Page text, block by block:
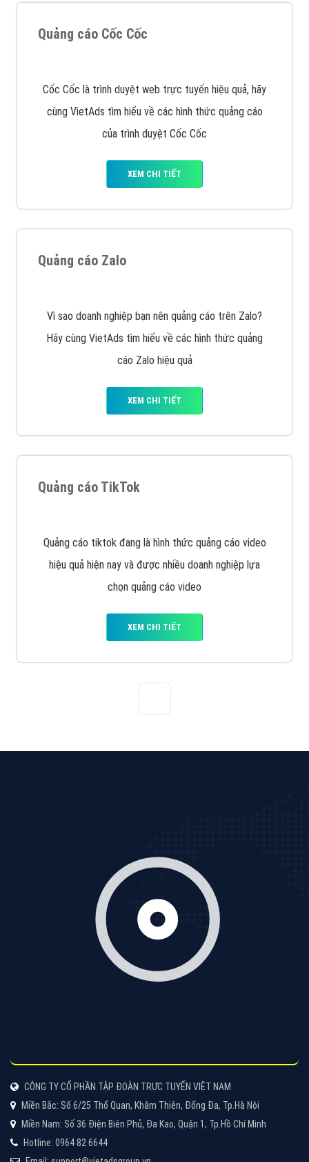
Quảng cáo Cốc Cốc
Cốc Cốc là trình duyệt web trực tuyến hiệu quả, hãy
cùng VietAds tìm hiểu về các hình thức quảng cáo
của trình duyệt Cốc Cốc
XEM CHI TIẾT
Quảng cáo Zalo
Vì sao doanh nghiệp bạn nên quảng cáo trên Zalo?
Hãy cùng VietAds tìm hiểu về các hình thức quảng
cáo Zalo hiệu quả
XEM CHI TIẾT
Quảng cáo TikTok
Quảng cáo tiktok đang là hình thức quảng cáo video
hiệu quả hiện nay và được nhiều doanh nghiệp lựa
chọn quảng cáo video
XEM CHI TIẾT
CÔNG TY CỔ PHẦN TẬP ĐOÀN TRỰC TUYẾN VIỆT NAM
Miền Bắc: Số 6/25 Thổ Quan, Khâm Thiên, Đống Đa, Tp.Hà Nội
Miền Nam: Số 36 Điện Biên Phủ, Đa Kao, Quận 1, Tp.Hồ Chí Minh
Hotline: 0964 82 6644